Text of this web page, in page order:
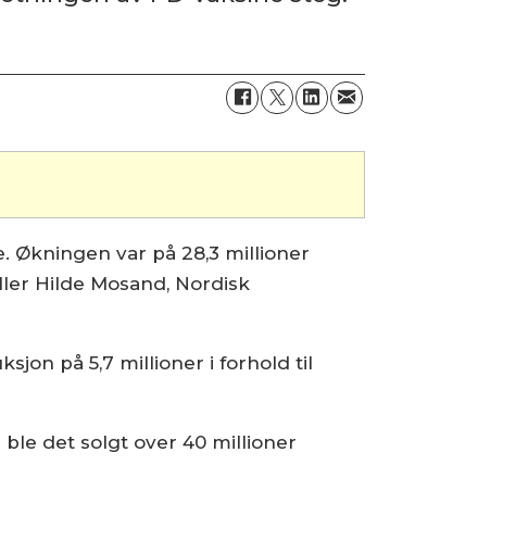
Økningen var på 28,3 millioner
Hilde Mosand, Nordisk
på 5,7 millioner i forhold til
ble det solgt over 40 millioner